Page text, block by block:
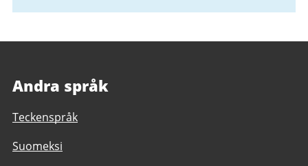
Andra språk
Teckenspråk
Suomeksi